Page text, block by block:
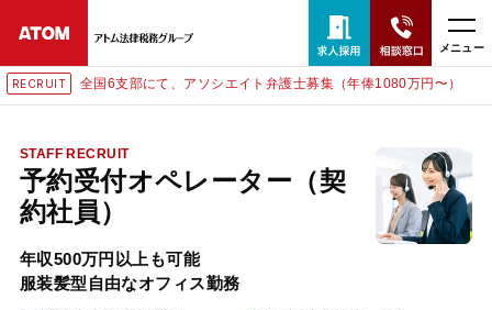
メニュー
RECRUIT 全国6支部にて、アソシエイト弁護士募集（年俸1080万円〜）
STAFF RECRUIT
予約受付オペレーター（契
約社員）
年収500万円以上も可能
服装髪型自由なオフィス勤務
24時間365日全国対応
無料相談窓口はこちら
電話・LINE・メールで相談予約受付中
ホーム